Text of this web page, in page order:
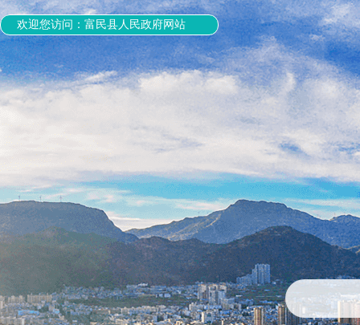
欢迎您访问：富民县人民政府网站